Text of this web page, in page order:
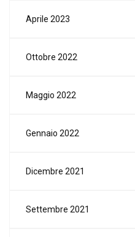
Aprile 2023
Ottobre 2022
Maggio 2022
Gennaio 2022
Dicembre 2021
Settembre 2021